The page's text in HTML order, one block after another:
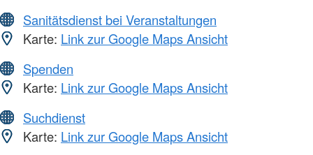
Sanitätsdienst bei Veranstaltungen
Karte: Link zur Google Maps Ansicht
Spenden
Karte: Link zur Google Maps Ansicht
Suchdienst
Karte: Link zur Google Maps Ansicht